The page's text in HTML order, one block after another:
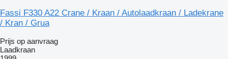
Fassi F330 A22 Crane / Kraan / Autolaadkraan / Ladekrane
/ Kran / Grua
Prijs op aanvraag
Laadkraan